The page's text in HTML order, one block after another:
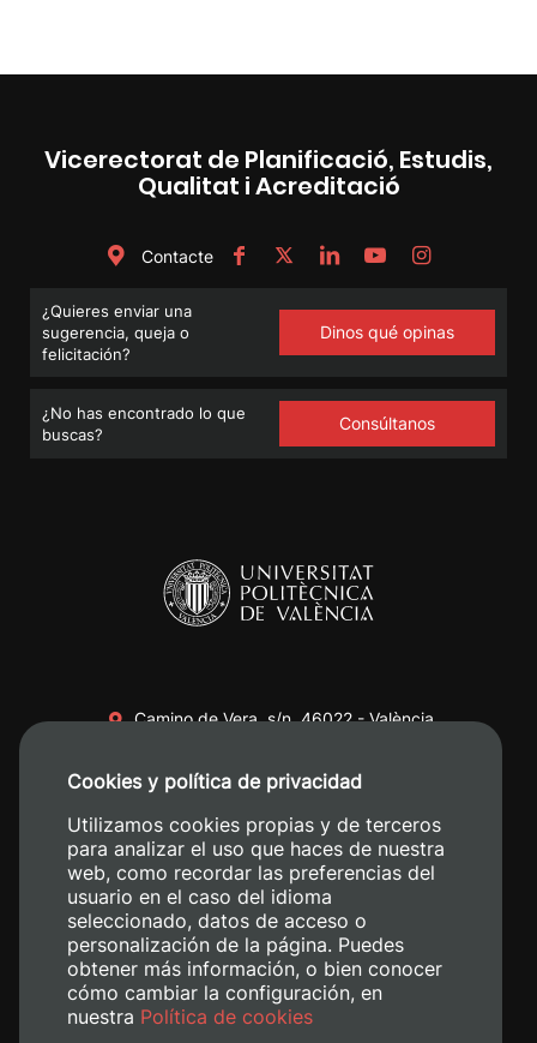
Vicerectorat de Planificació, Estudis,
Qualitat i Acreditació
Contacte
¿Quieres enviar una
sugerencia, queja o
felicitación?
Dinos qué opinas
¿No has encontrado lo que
buscas?
Consúltanos
Camino de Vera, s/n. 46022 - València
+34 620 04 00 50
Cookies y política de privacidad
Utilizamos cookies propias y de terceros
para analizar el uso que haces de nuestra
web, como recordar las preferencias del
usuario en el caso del idioma
seleccionado, datos de acceso o
personalización de la página. Puedes
obtener más información, o bien conocer
cómo cambiar la configuración, en
nuestra Política de cookies